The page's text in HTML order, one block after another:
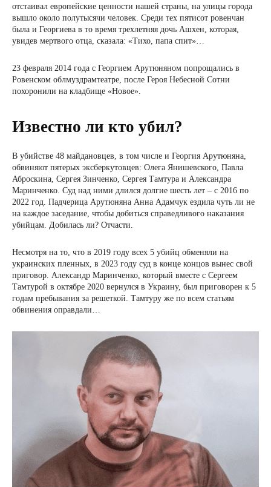
отстаивал европейские ценности нашей страны, на улицы города
вышло около полутысячи человек. Среди тех пятисот ровенчан
была и Георгиева в то время трехлетняя дочь Ашхен, которая,
увидев мертвого отца, сказала: «Тихо, папа спит»…
23 февраля 2014 года с Георгием Арутюняном попрощались в
Ровенском облмуздрамтеатре, после Героя Небесной Сотни
похоронили на кладбище «Новое».
Известно ли кто убил?
В убийстве 48 майдановцев, в том числе и Георгия Арутюняна,
обвиняют пятерых эксберкутовцев: Олега Янишевского, Павла
Аброскина, Сергея Зинченко, Сергея Тамтура и Александра
Маринченко. Суд над ними длился долгие шесть лет – с 2016 по
2022 год. Падчерица Арутюняна Анна Адамчук ездила чуть ли не
на каждое заседание, чтобы добиться справедливого наказания
убийцам. Добилась ли? Отчасти.
Несмотря на то, что в 2019 году всех 5 убийц обменяли на
украинских пленных, в 2023 году суд в конце концов вынес свой
приговор. Александр Маринченко, который вместе с Сергеем
Тамтурой в октябре 2020 вернулся в Украину, был приговорен к 5
годам пребывания за решеткой. Тамтуру же по всем статьям
обвинения оправдали…